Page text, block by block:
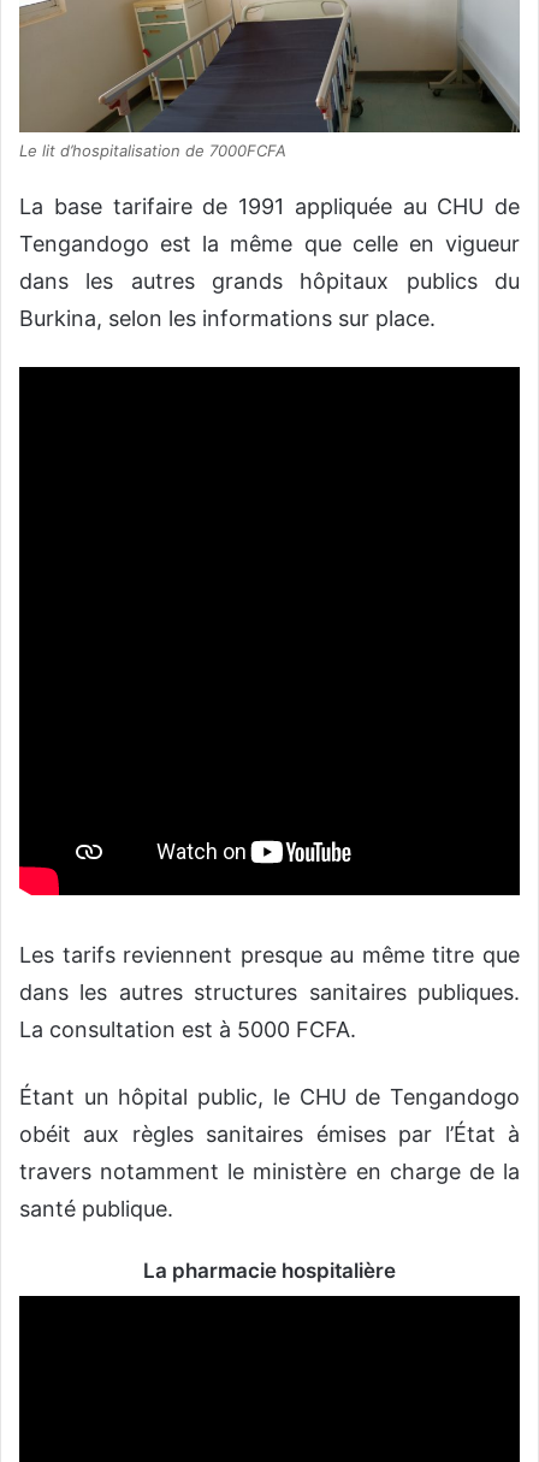
Le lit d’hospitalisation de 7000FCFA
La base tarifaire de 1991 appliquée au CHU de
Tengandogo est la même que celle en vigueur
dans les autres grands hôpitaux publics du
Burkina, selon les informations sur place.
Les tarifs reviennent presque au même titre que
dans les autres structures sanitaires publiques.
La consultation est à 5000 FCFA.
Étant un hôpital public, le CHU de Tengandogo
obéit aux règles sanitaires émises par l’État à
travers notamment le ministère en charge de la
santé publique.
La pharmacie hospitalière